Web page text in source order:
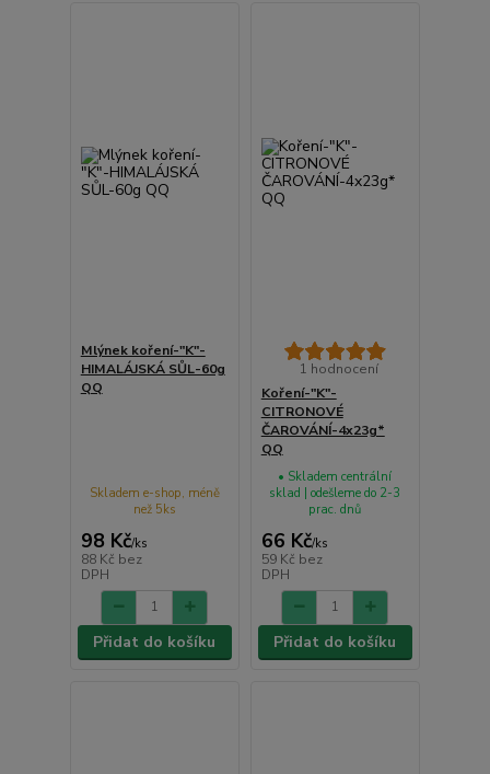
Mlýnek koření-"K"-
HIMALÁJSKÁ SŮL-60g
QQ
98 Kč/ks
88 Kč bez
DPH
Skladem e-shop, méně
než 5ks
Přidat do košíku
1 hodnocení
Koření-"K"-
CITRONOVÉ
ČAROVÁNÍ-4x23g*
QQ
66 Kč/ks
59 Kč bez
DPH
• Skladem centrální
sklad | odešleme do 2-3
prac. dnů
Přidat do košíku